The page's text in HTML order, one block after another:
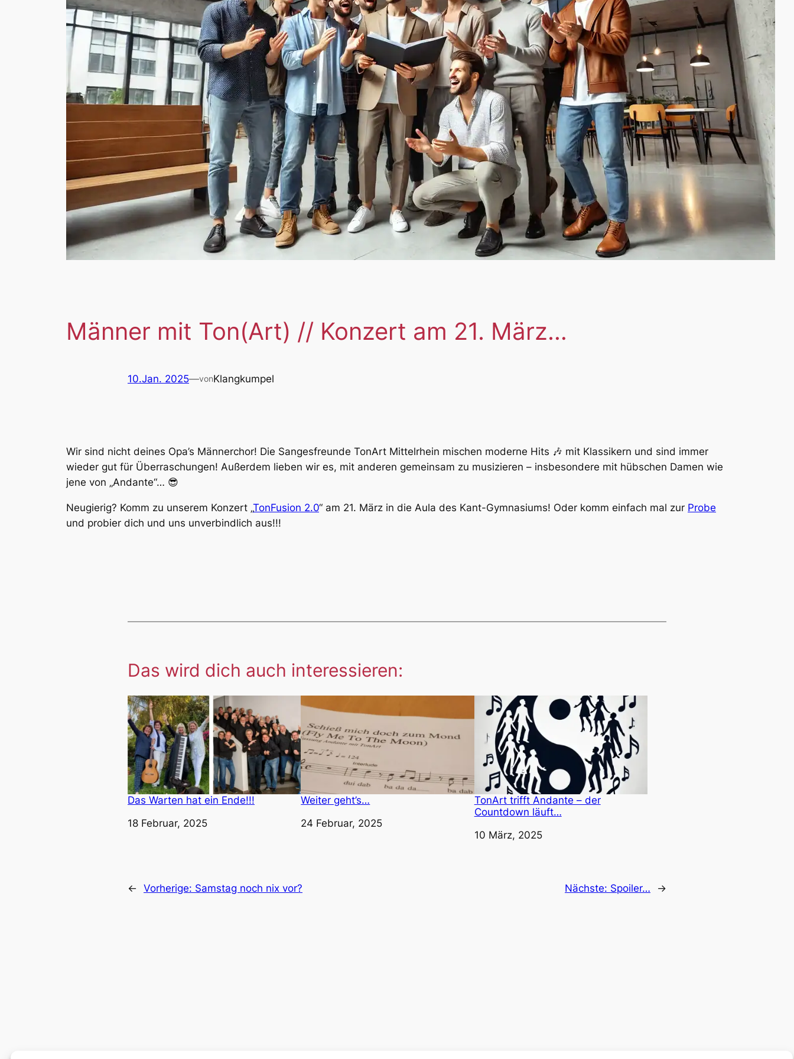
Männer mit Ton(Art) // Konzert am 21. März…
10.Jan. 2025—vonKlangkumpel
Wir sind nicht deines Opa’s Männerchor! Die Sangesfreunde TonArt Mittelrhein mischen moderne Hits 🎶 mit Klassikern und sind immer
wieder gut für Überraschungen! Außerdem lieben wir es, mit anderen gemeinsam zu musizieren – insbesondere mit hübschen Damen wie
jene von „Andante“… 😎
Neugierig? Komm zu unserem Konzert „TonFusion 2.0“ am 21. März in die Aula des Kant-Gymnasiums! Oder komm einfach mal zur Probe
und probier dich und uns unverbindlich aus!!!
Das wird dich auch interessieren:
Das Warten hat ein Ende!!!
Datum
18 Februar, 2025
Weiter geht’s…
Datum
24 Februar, 2025
TonArt trifft Andante – der
Countdown läuft…
Datum
10 März, 2025
← Vorherige: Samstag noch nix vor? Nächste: Spoiler… →